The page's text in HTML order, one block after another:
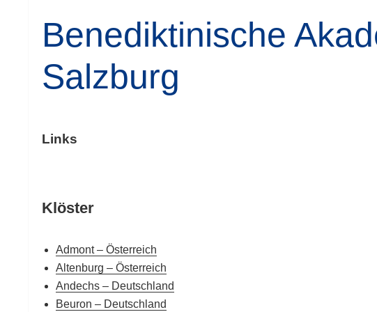
Benediktinische
Salzburg
Links
Klöster
Admont – Österreich
Altenburg – Österreich
Andechs – Deutschland
Beuron – Deutschland